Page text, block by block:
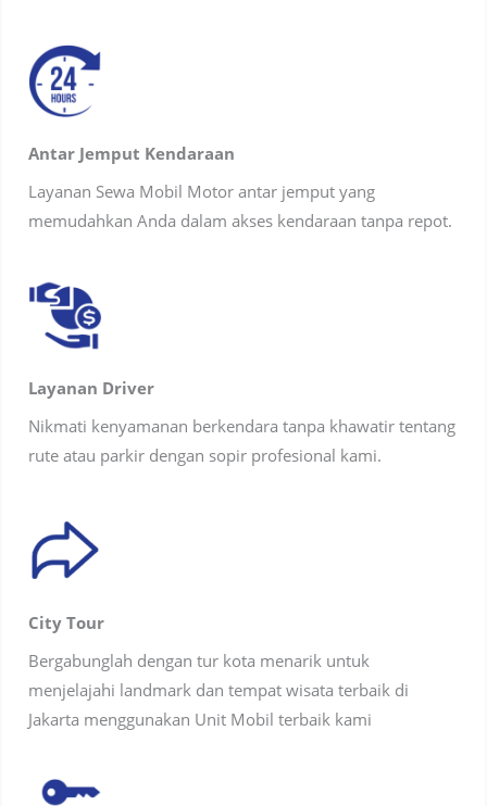
Antar Jemput Kendaraan
Layanan Sewa Mobil Motor antar jemput yang
memudahkan Anda dalam akses kendaraan tanpa repot.
Layanan Driver
Nikmati kenyamanan berkendara tanpa khawatir tentang
rute atau parkir dengan sopir profesional kami.
City Tour
Bergabunglah dengan tur kota menarik untuk
menjelajahi landmark dan tempat wisata terbaik di
Jakarta menggunakan Unit Mobil terbaik kami